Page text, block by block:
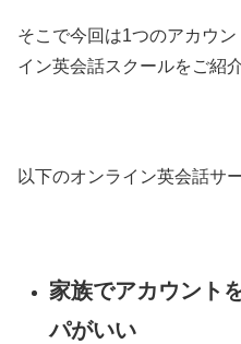
そこで今回は1つのアカウ
イン英会話スクールをご紹
以下のオンライン英会話サ
家族でアカウント
パがいい